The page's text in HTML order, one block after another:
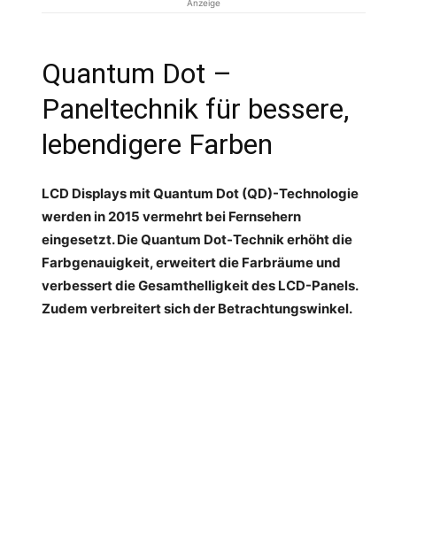
Anzeige
Quantum Dot –
Paneltechnik für bessere,
lebendigere Farben
LCD Displays mit Quantum Dot (QD)-Technologie
werden in 2015 vermehrt bei Fernsehern
eingesetzt. Die Quantum Dot-Technik erhöht die
Farbgenauigkeit, erweitert die Farbräume und
verbessert die Gesamthelligkeit des LCD-Panels.
Zudem verbreitert sich der Betrachtungswinkel.